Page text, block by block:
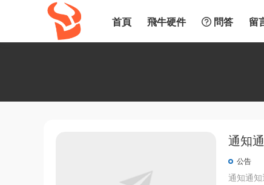
首頁 飛牛硬件 問答 留
通知
公告
通知通